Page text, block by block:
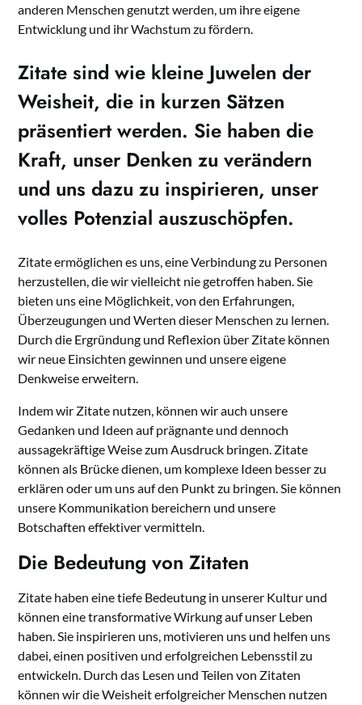
anderen Menschen genutzt werden, um ihre eigene
Entwicklung und ihr Wachstum zu fördern.
Zitate sind wie kleine Juwelen der
Weisheit, die in kurzen Sätzen
präsentiert werden. Sie haben die
Kraft, unser Denken zu verändern
und uns dazu zu inspirieren, unser
volles Potenzial auszuschöpfen.
Zitate ermöglichen es uns, eine Verbindung zu Personen
herzustellen, die wir vielleicht nie getroffen haben. Sie
bieten uns eine Möglichkeit, von den Erfahrungen,
Überzeugungen und Werten dieser Menschen zu lernen.
Durch die Ergründung und Reflexion über Zitate können
wir neue Einsichten gewinnen und unsere eigene
Denkweise erweitern.
Indem wir Zitate nutzen, können wir auch unsere
Gedanken und Ideen auf prägnante und dennoch
aussagekräftige Weise zum Ausdruck bringen. Zitate
können als Brücke dienen, um komplexe Ideen besser zu
erklären oder um uns auf den Punkt zu bringen. Sie können
unsere Kommunikation bereichern und unsere
Botschaften effektiver vermitteln.
Die Bedeutung von Zitaten
Zitate haben eine tiefe Bedeutung in unserer Kultur und
können eine transformative Wirkung auf unser Leben
haben. Sie inspirieren uns, motivieren uns und helfen uns
dabei, einen positiven und erfolgreichen Lebensstil zu
entwickeln. Durch das Lesen und Teilen von Zitaten
können wir die Weisheit erfolgreicher Menschen nutzen